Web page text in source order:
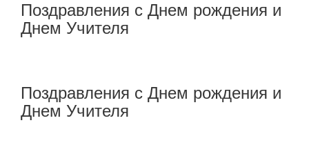
Поздравления с Днем рождения и
Днем Учителя
Поздравления с Днем рождения и
Днем Учителя